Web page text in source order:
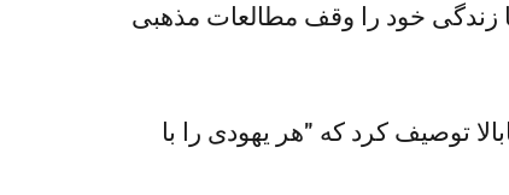
زندگی خود را وقف مطالعات مذهبی
توصیف کرد که "هر یهودی را با